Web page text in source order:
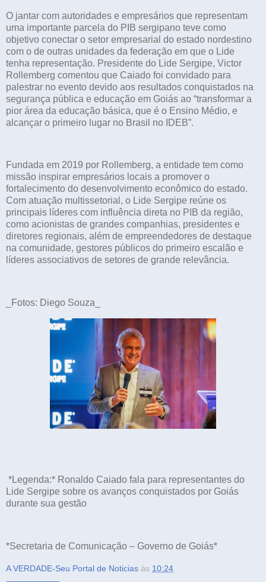
O jantar com autoridades e empresários que representam
uma importante parcela do PIB sergipano teve como
objetivo conectar o setor empresarial do estado nordestino
com o de outras unidades da federação em que o Lide
tenha representação. Presidente do Lide Sergipe, Victor
Rollemberg comentou que Caiado foi convidado para
palestrar no evento devido aos resultados conquistados na
segurança pública e educação em Goiás ao “transformar a
pior área da educação básica, que é o Ensino Médio, e
alcançar o primeiro lugar no Brasil no IDEB”.
Fundada em 2019 por Rollemberg, a entidade tem como
missão inspirar empresários locais a promover o
fortalecimento do desenvolvimento econômico do estado.
Com atuação multissetorial, o Lide Sergipe reúne os
principais líderes com influência direta no PIB da região,
como acionistas de grandes companhias, presidentes e
diretores regionais, além de empreendedores de destaque
na comunidade, gestores públicos do primeiro escalão e
líderes associativos de setores de grande relevância.
_Fotos: Diego Souza_
*Legenda:* Ronaldo Caiado fala para representantes do
Lide Sergipe sobre os avanços conquistados por Goiás
durante sua gestão
*Secretaria de Comunicação – Governo de Goiás*
A VERDADE-Seu Portal de Noticias às 10:24